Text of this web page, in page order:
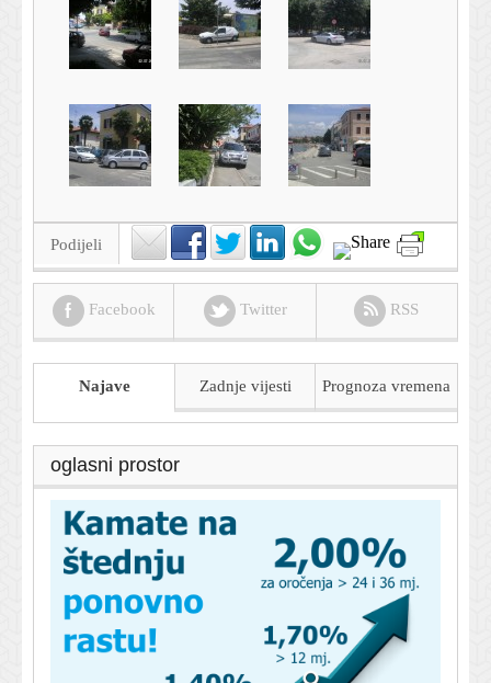
Podijeli
Facebook Twitter RSS
Najave Zadnje vijesti Prognoza vremena
oglasni prostor